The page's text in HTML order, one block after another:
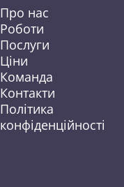
Про нас
Роботи
Послуги
Ціни
Команда
Контакти
Політика
конфіденційності